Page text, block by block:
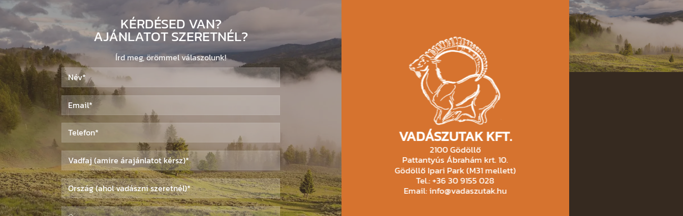
KÉRDÉSED VAN?
AJÁNLATOT SZERETNÉL?
Írd meg, örömmel válaszolunk!
VADÁSZUTAK KFT.
2100 Gödöllő
Pattantyús Ábrahám krt. 10.
Gödöllő Ipari Park (M31 mellett)
Tel.: +36 30 9155 028
Email: info@vadaszutak.hu